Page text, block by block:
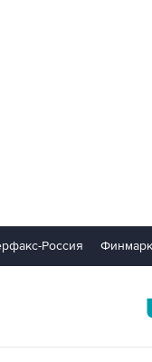
Россия